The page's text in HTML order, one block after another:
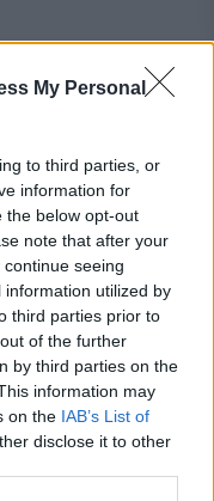
My Personal
to third parties, or
information for
the below opt-out
note that after your
seeing
utilized by
third parties prior to
of the further
by third parties on the
information may
on the IAB’s List of
disclose it to other